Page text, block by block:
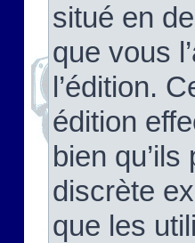
situé en
que vous
l’édition.
édition
bien
discrète
que les